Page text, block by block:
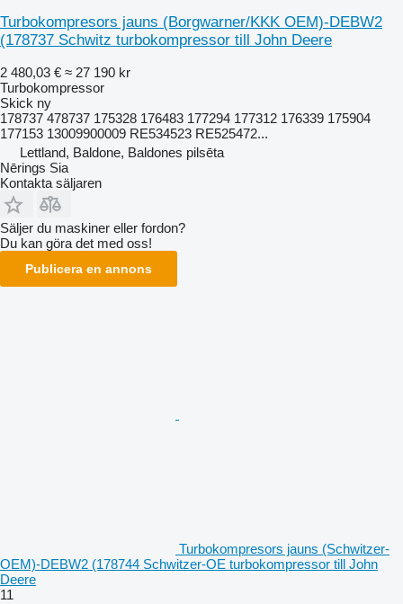
Turbokompresors jauns (Borgwarner/KKK OEM)-DEBW2
(178737 Schwitz turbokompressor till John Deere
2 480,03 € ≈ 27 190 kr
Turbokompressor
Skick ny
178737 478737 175328 176483 177294 177312 176339 175904
177153 13009900009 RE534523 RE525472...
Lettland, Baldone, Baldones pilsēta
Nērings Sia
Kontakta säljaren
Säljer du maskiner eller fordon?
Du kan göra det med oss!
Publicera en annons
Turbokompresors jauns (Schwitzer-
OEM)-DEBW2 (178744 Schwitzer-OE turbokompressor till John
Deere
11